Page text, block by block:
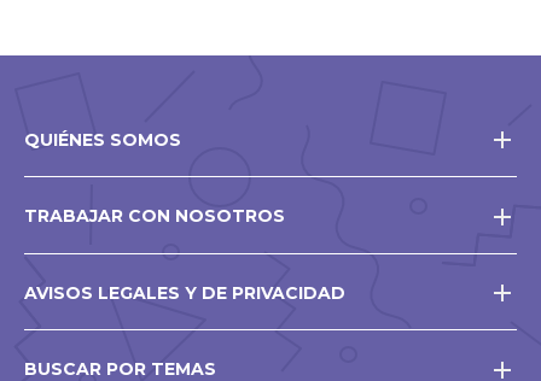
QUIÉNES SOMOS
TRABAJAR CON NOSOTROS
AVISOS LEGALES Y DE PRIVACIDAD
BUSCAR POR TEMAS